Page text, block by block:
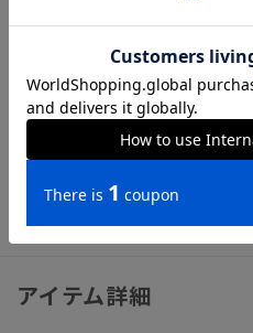
【参考情報】The Style
◆スーツに合うワイシャツおす
いシャツの選び方
ビジネス ワイシャツ イージ
アイテム詳細